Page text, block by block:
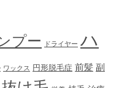
プー ドライヤー ハ
ワックス 円形脱毛症 前髪 副